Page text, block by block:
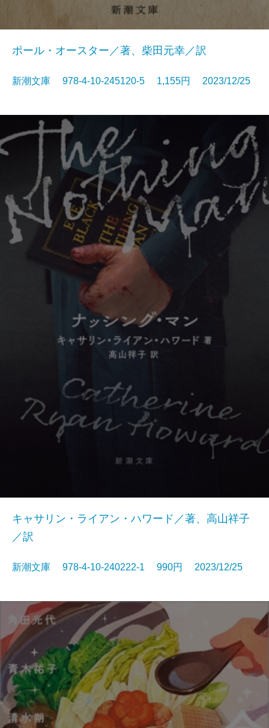
ポール・オースター／著、柴田元幸／訳
新潮文庫 978-4-10-245120-5 1,155円 2023/12/25
キャサリン・ライアン・ハワード／著、高山祥子
／訳
新潮文庫 978-4-10-240222-1 990円 2023/12/25